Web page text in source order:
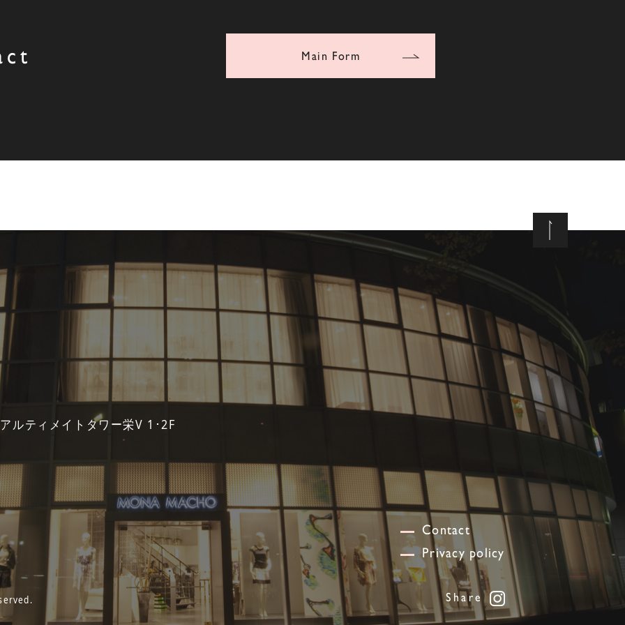
Main Form
ルティメイトタワー栄V 1･2F
Contact
Privacy policy
Share